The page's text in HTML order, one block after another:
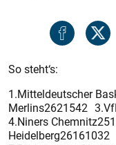
So steht‘s:
1.Mitteldeutscher
Merlins2621542
4.Niners